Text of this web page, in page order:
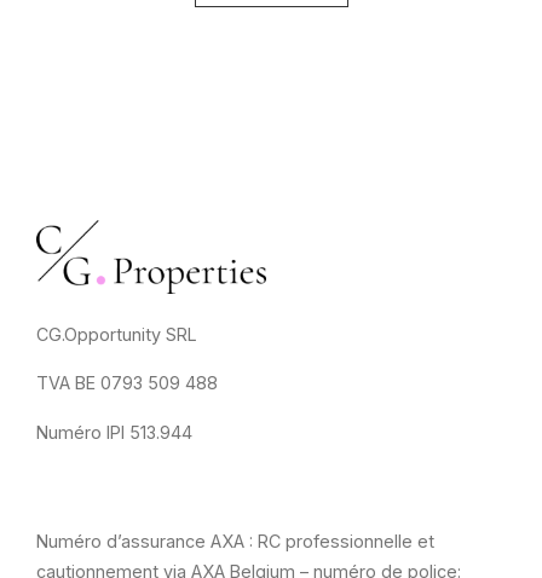
CG.Opportunity SRL
TVA BE 0793 509 488
Numéro IPI 513.944
Numéro d’assurance AXA : RC professionnelle et
cautionnement via AXA Belgium – numéro de police: